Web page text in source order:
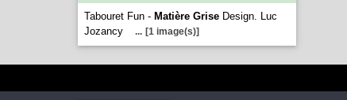
Tabouret Fun - Matière Grise Design. Luc
Jozancy
... [1 image(s)]